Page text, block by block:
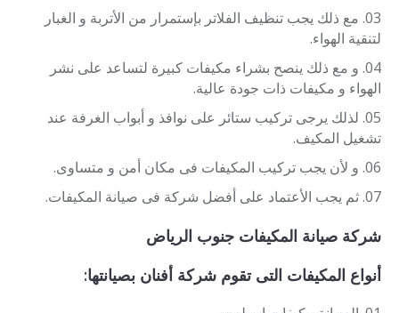
مع ذلك يجب تنظيف الفلاتر بإستمرار من الأتربة و الغبار
لتنقية الهواء.
و مع ذلك ينصح بشراء مكيفات كبيرة لتساعد على نشر
الهواء و مكيفات ذات جودة عالية.
لذلك يرجى تركيب ستائر على نوافذ و أبواب الغرفة عند
تشغيل المكيف.
و لأن يجب تركيب المكيفات فى مكان أمن و متساوى.
ثم يجب الأعتماد على أفضل شركة فى صيانة المكيفات.
شركة صيانة المكيفات جنوب الرياض
أنواع المكيفات التى تقوم شركة أفنان بصيانتها: